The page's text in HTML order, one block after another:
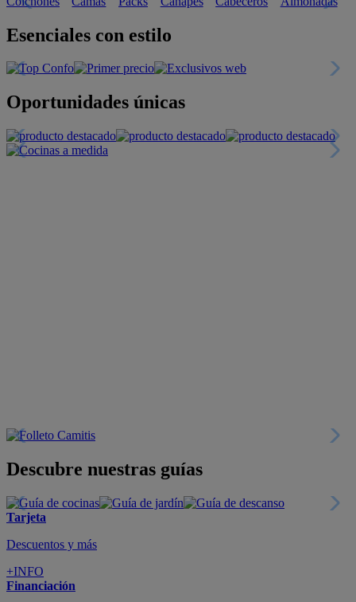
Esenciales con estilo
Oportunidades únicas
Descubre nuestras guías
Tarjeta
Descuentos y más
+INFO
Financiación